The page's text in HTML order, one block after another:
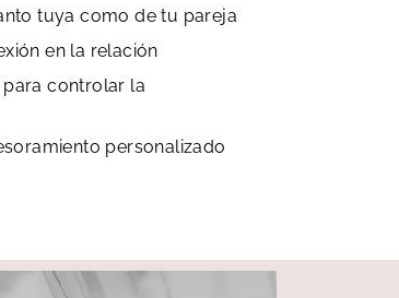
tuya como de tu pareja
en la relación
controlar la
personalizado